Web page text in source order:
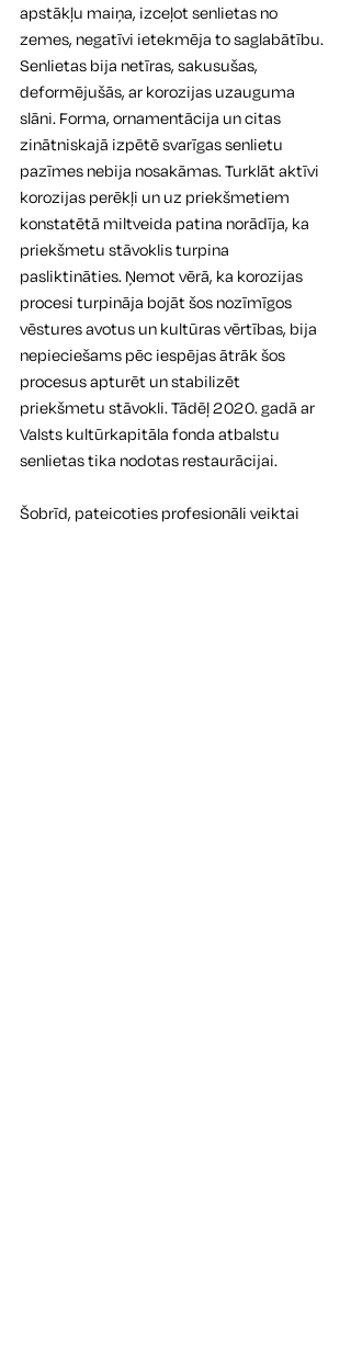
apstākļu maiņa, izceļot senlietas no
zemes, negatīvi ietekmēja to saglabātību.
Senlietas bija netīras, sakusušas,
deformējušās, ar korozijas uzauguma
slāni. Forma, ornamentācija un citas
zinātniskajā izpētē svarīgas senlietu
pazīmes nebija nosakāmas. Turklāt aktīvi
korozijas perēkļi un uz priekšmetiem
konstatētā miltveida patina norādīja, ka
priekšmetu stāvoklis turpina
pasliktināties. Ņemot vērā, ka korozijas
procesi turpināja bojāt šos nozīmīgos
vēstures avotus un kultūras vērtības, bija
nepieciešams pēc iespējas ātrāk šos
procesus apturēt un stabilizēt
priekšmetu stāvokli. Tādēļ 2020. gadā ar
Valsts kultūrkapitāla fonda atbalstu
senlietas tika nodotas restaurācijai.
Šobrīd, pateicoties profesionāli veiktai